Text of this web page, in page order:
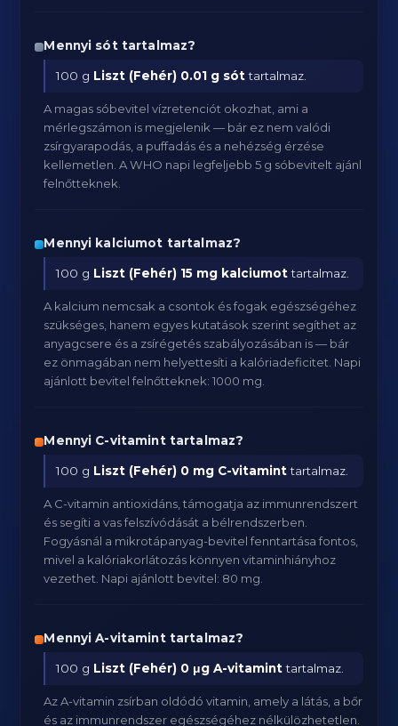
Mennyi sót tartalmaz?
100 g Liszt (Fehér) 0.01 g sóttartalmaz.
A magas sóbevitel vízretenciót okozhat, ami a
mérlegszámon is megjelenik — bár ez nem valódi
zsírgyarapodás, a puffadás és a nehézség érzése
kellemetlen. A WHO napi legfeljebb 5 g sóbevitelt ajánl
felnőtteknek.
Mennyi kalciumot tartalmaz?
100 g Liszt (Fehér) 15 mg kalciumottartalmaz.
A kalcium nemcsak a csontok és fogak egészségéhez
szükséges, hanem egyes kutatások szerint segíthet az
anyagcsere és a zsírégetés szabályozásában is — bár
ez önmagában nem helyettesíti a kalóriadeficitet. Napi
ajánlott bevitel felnőtteknek: 1000 mg.
Mennyi C-vitamint tartalmaz?
100 g Liszt (Fehér) 0 mg C-vitaminttartalmaz.
A C-vitamin antioxidáns, támogatja az immunrendszert
és segíti a vas felszívódását a bélrendszerben.
Fogyásnál a mikrotápanyag-bevitel fenntartása fontos,
mivel a kalóriakorlátozás könnyen vitaminhiányhoz
vezethet. Napi ajánlott bevitel: 80 mg.
Mennyi A-vitamint tartalmaz?
100 g Liszt (Fehér) 0 μg A-vitaminttartalmaz.
Az A-vitamin zsírban oldódó vitamin, amely a látás, a bőr
és az immunrendszer egészségéhez nélkülözhetetlen.